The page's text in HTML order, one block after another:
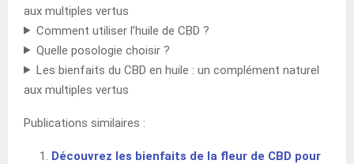
aux multiples vertus
Comment utiliser l’huile de CBD ?
Quelle posologie choisir ?
Les bienfaits du CBD en huile : un complément naturel
aux multiples vertus
Publications similaires :
Découvrez les bienfaits de la fleur de CBD pour